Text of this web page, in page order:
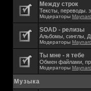
Между строк
Тексты, переводы.
Модераторы Maynard
SOAD - релизы
Альбомы, синглы,
Модераторы Maynard
Ты мне - я тебе
Обмен файлами,
Модераторы Maynard
Музыка